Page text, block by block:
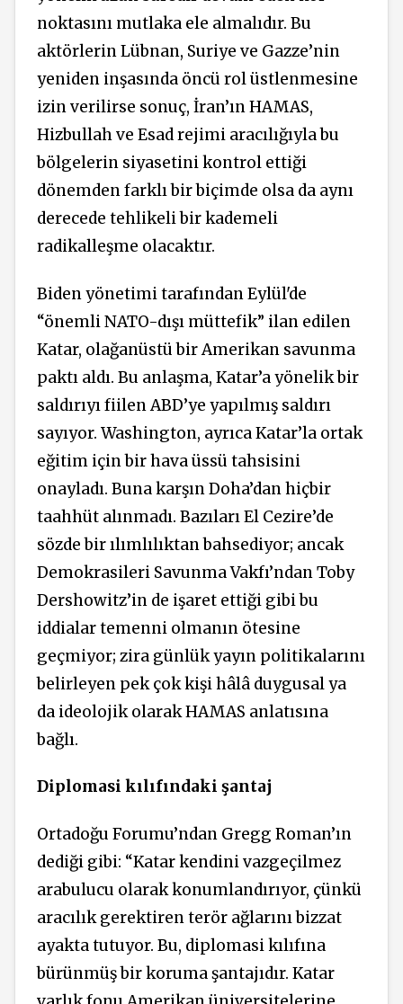
noktasını mutlaka ele almalıdır. Bu
aktörlerin Lübnan, Suriye ve Gazze’nin
yeniden inşasında öncü rol üstlenmesine
izin verilirse sonuç, İran’ın HAMAS,
Hizbullah ve Esad rejimi aracılığıyla bu
bölgelerin siyasetini kontrol ettiği
dönemden farklı bir biçimde olsa da aynı
derecede tehlikeli bir kademeli
radikalleşme olacaktır.
Biden yönetimi tarafından Eylül'de
“önemli NATO-dışı müttefik” ilan edilen
Katar, olağanüstü bir Amerikan savunma
paktı aldı. Bu anlaşma, Katar’a yönelik bir
saldırıyı fiilen ABD’ye yapılmış saldırı
sayıyor. Washington, ayrıca Katar’la ortak
eğitim için bir hava üssü tahsisini
onayladı. Buna karşın Doha’dan hiçbir
taahhüt alınmadı. Bazıları El Cezire’de
sözde bir ılımlılıktan bahsediyor; ancak
Demokrasileri Savunma Vakfı’ndan Toby
Dershowitz’in de işaret ettiği gibi bu
iddialar temenni olmanın ötesine
geçmiyor; zira günlük yayın politikalarını
belirleyen pek çok kişi hâlâ duygusal ya
da ideolojik olarak HAMAS anlatısına
bağlı.
Diplomasi kılıfındaki şantaj
Ortadoğu Forumu’ndan Gregg Roman’ın
dediği gibi: “Katar kendini vazgeçilmez
arabulucu olarak konumlandırıyor, çünkü
aracılık gerektiren terör ağlarını bizzat
ayakta tutuyor. Bu, diplomasi kılıfına
bürünmüş bir koruma şantajıdır. Katar